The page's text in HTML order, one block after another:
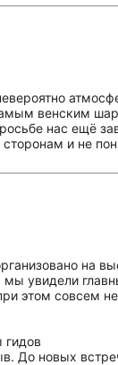
венским
нас ещё
и не
на
мы увидели
этом совсем
гидов
До новых